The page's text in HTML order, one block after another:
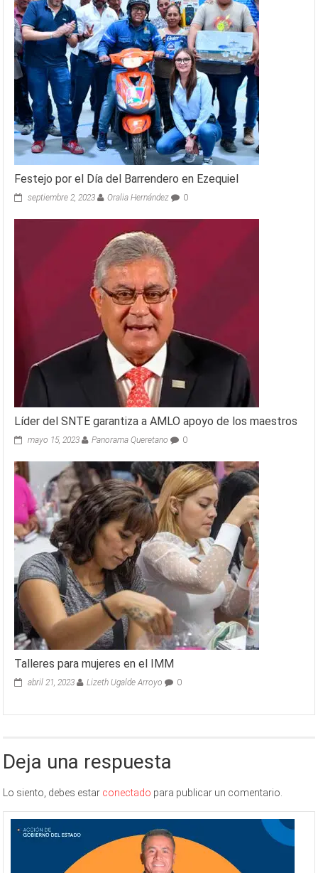
Festejo por el Día del Barrendero en Ezequiel
septiembre 2, 2023 Oralia Hernández 0
Líder del SNTE garantiza a AMLO apoyo de los maestros
mayo 15, 2023 Panorama Queretano 0
Talleres para mujeres en el IMM
abril 21, 2023 Lizeth Ugalde Arroyo 0
Deja una respuesta
Lo siento, debes estar conectado para publicar un comentario.